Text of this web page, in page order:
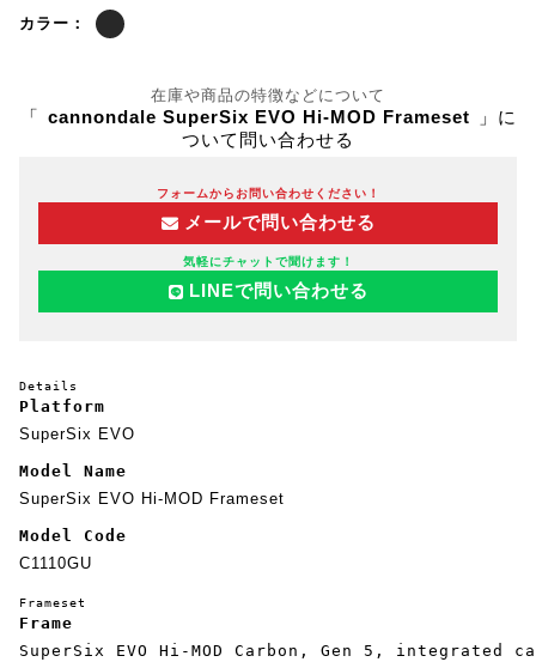
カラー：
在庫や商品の特徴などについて
「 cannondale SuperSix EVO Hi-MOD Frameset
」に
ついて問い合わせる
フォームからお問い合わせください！
メールで問い合わせる
気軽にチャットで聞けます！
LINEで問い合わせる
Details
Platform
SuperSix EVO
Model Name
SuperSix EVO Hi-MOD Frameset
Model Code
C1110GU
Frameset
Frame
SuperSix EVO Hi-MOD Carbon, Gen 5,